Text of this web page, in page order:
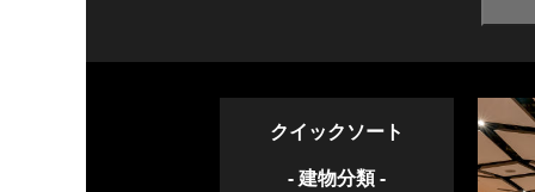
クイックソート
- 建物分類 -